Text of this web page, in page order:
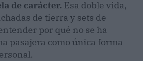
de carácter. Esa doble vida,
de tierra y sets de
por qué no se ha
pasajera como única forma